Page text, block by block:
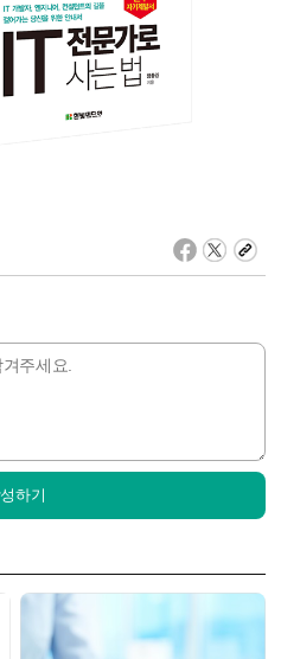
하기